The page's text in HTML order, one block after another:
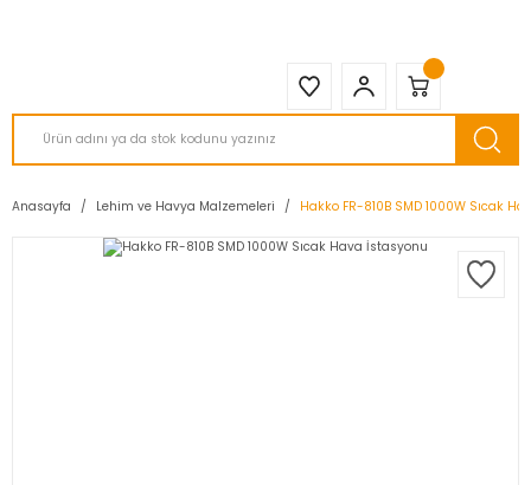
Anasayfa Lehim ve Havya Malzemeleri Hakko FR-810B SMD 1000W Sıcak